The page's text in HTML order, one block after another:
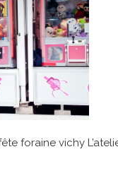
foraine vichy